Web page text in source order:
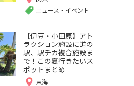
ニュース・イベント
【伊豆・小田原】アト
ラクション施設に道の
駅、駅チカ複合施設ま
で！この夏行きたいス
ポットまとめ
東海